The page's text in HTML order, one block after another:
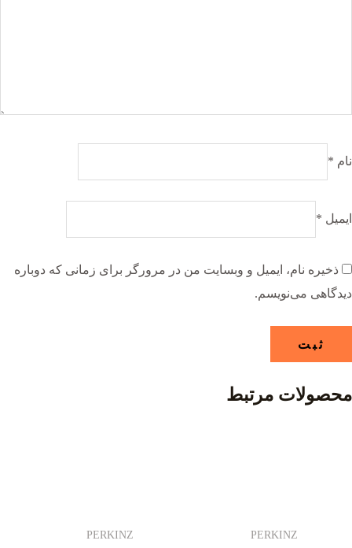
نام *
ایمیل *
ذخیره نام، ایمیل و وبسایت من در مرورگر برای زمانی که دوباره
دیدگاهی می‌نویسم.
محصولات مرتبط
PERKINZ
PERKINZ